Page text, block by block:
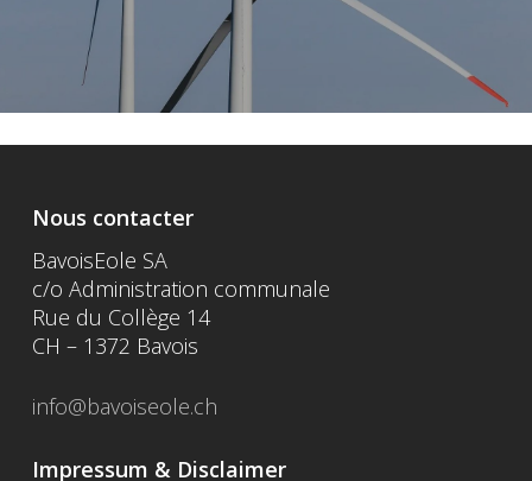
Nous contacter
BavoisEole SA
c/o Administration communale
Rue du Collège 14
CH – 1372 Bavois
info@bavoiseole.ch
Impressum & Disclaimer